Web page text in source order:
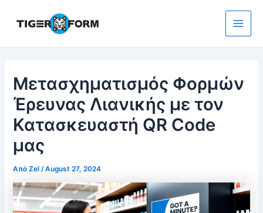
περιεχόμενο
Main
Μετασχηματισμός Φορμών
Έρευνας Λιανικής με τον
Κατασκευαστή QR Code
μας
ΑπόZel/August 27, 2024